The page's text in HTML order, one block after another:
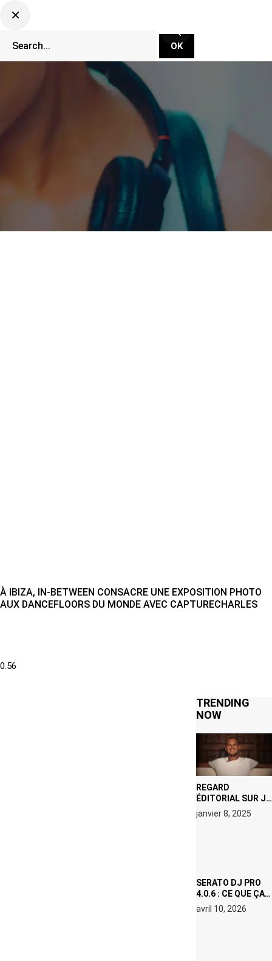
CLUBBING TV NETWORK
À IBIZA, IN-BETWEEN CONSACRE UNE EXPOSITION PHOTO
AUX DANCEFLOORS DU MONDE AVEC CAPTURECHARLES
TRENDING
NOW
REGARD
ÉDITORIAL SUR JE
M’APPELLE TIM
(NETFLIX) : AVICII,
janvier 8, 2025
SERATO DJ PRO
4.0.6 : CE QUE ÇA
CHANGE, MÊME SI
VOUS N’ÊTES NI
avril 10, 2026